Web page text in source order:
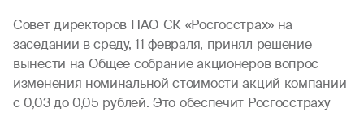
Совет директоров ПАО СК «Росгосстрах» на
заседании в среду, 11 февраля, принял решение
вынести на Общее собрание акционеров вопрос
изменения номинальной стоимости акций компании
с 0,03 до 0,05 рублей. Это обеспечит Росгосстраху